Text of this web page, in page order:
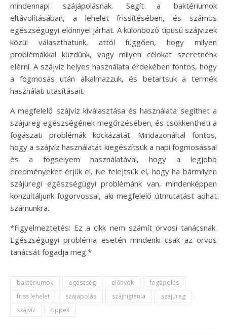
mindennapi szájápolásnak. Segít a baktériumok
eltávolításában, a lehelet frissítésében, és számos
egészségügyi előnnyel járhat. A különböző típusú szájvizek
közül választhatunk, attól függően, hogy milyen
problémákkal küzdünk, vagy milyen célokat szeretnénk
elérni. A szájvíz helyes használata érdekében fontos, hogy
a fogmosás után alkalmazzuk, és betartsuk a termék
használati utasításait.
A megfelelő szájvíz kiválasztása és használata segíthet a
szájüreg egészségének megőrzésében, és csökkentheti a
fogászati problémák kockázatát. Mindazonáltal fontos,
hogy a szájvíz használatát kiegészítsük a napi fogmosással
és a fogselyem használatával, hogy a legjobb
eredményeket érjük el. Ne felejtsük el, hogy ha bármilyen
szájüregi egészségügyi problémánk van, mindenképpen
konzultáljunk fogorvossal, aki megfelelő útmutatást adhat
számunkra.
*Figyelmeztetés: Ez a cikk nem számít orvosi tanácsnak.
Egészségügyi probléma esetén mindenki csak az orvos
tanácsát fogadja meg.*
baktériumok egészség előnyök
fogápolás
friss lehelet
szájápolás szájhigiénia
szájüreg
szájvíz
tippek